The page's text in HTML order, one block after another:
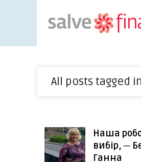
All posts tagged
Наша
вибір, ─
Ганна